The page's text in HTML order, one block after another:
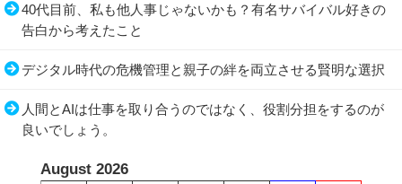
40代目前、私も他人事じゃないかも？有名サバイバル好きの
告白から考えたこと
デジタル時代の危機管理と親子の絆を両立させる賢明な選択
人間とAIは仕事を取り合うのではなく、役割分担をするのが
良いでしょう。
August 2026